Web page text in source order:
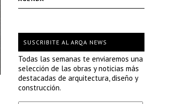
SUSCRIBITE AL ARQA NEWS
Todas las semanas te enviaremos una
selección de las obras y noticias más
destacadas de arquitectura, diseño y
construcción.